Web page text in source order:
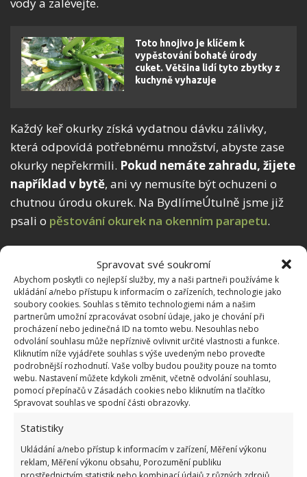
Spravovat své soukromí
Abychom poskytli co nejlepší služby, my a naši partneři používáme k
ukládání a/nebo přístupu k informacím o zařízeních, technologie jako
soubory cookies. Souhlas s těmito technologiemi nám a našim
partnerům umožní zpracovávat osobní údaje, jako je chování při
procházení nebo jedinečná ID na tomto webu. Nesouhlas nebo
odvolání souhlasu může nepříznivě ovlivnit určité vlastnosti a funkce.
Kliknutím níže vyjádřete souhlas s výše uvedeným nebo proveďte
podrobnější rozhodnutí. Vaše volby budou použity pouze na tomto
webu. Nastavení můžete kdykoli změnit, včetně odvolání souhlasu,
pomocí přepínačů v Zásadách cookies nebo kliknutím na tlačítko
Spravovat souhlas ve spodní části obrazovky.
Statistiky
Ukládání a/nebo přístup k informacím v zařízení, Měření výkonu
reklam, Měření výkonu obsahu, Porozumění publiku
Toto hnojivo je klíčem k
vypěstování bohaté úrody
cuket. Většina lidí tyto zbytky z
kuchyně vyhazuje
Každý keř okurky získá vydatnou dávku zálivky,
která odpovídá potřebnému množství, abyste zase
okurky nepřekrmili. Pokud nemáte zahradu, žijete
například v bytě, ani vy nemusíte být ochuzeni o
chutnou úrodu okurek. Na BydlímeÚtulně jsme již
psali o pěstování okurek na okenním parapetu.